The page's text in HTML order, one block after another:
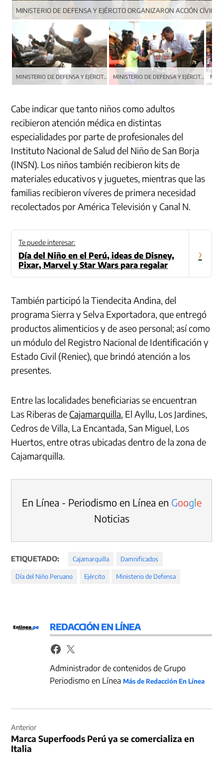
MINISTERIO DE DEFENSA Y EJÉRCITO ORGANIZARON ACCIÓN CÍVICA PARA NIÑOS DAMNIFICADOS DE CAJAMARQUILLA MINISTERIO DE DEFENSA Y EJÉRCITO ORGANIZARON ACCIÓN CÍVICA PARA NIÑOS DAMNIFICADOS DE CAJAMARQUILLA
Cabe indicar que tanto niños como adultos
recibieron atención médica en distintas
especialidades por parte de profesionales del
Instituto Nacional de Salud del Niño de San Borja
(INSN). Los niños también recibieron kits de
materiales educativos y juguetes, mientras que las
familias recibieron víveres de primera necesidad
recolectados por América Televisión y Canal N.
Te puede interesar:
Día del Niño en el Perú, ideas de Disney,
Pixar, Marvel y Star Wars para regalar
›
También participó la Tiendecita Andina, del
programa Sierra y Selva Exportadora, que entregó
productos alimenticios y de aseo personal; así como
un módulo del Registro Nacional de Identificación y
Estado Civil (Reniec), que brindó atención a los
presentes.
Entre las localidades beneficiarias se encuentran
Las Riberas de Cajamarquilla, El Ayllu, Los Jardines,
Cedros de Villa, La Encantada, San Miguel, Los
Huertos, entre otras ubicadas dentro de la zona de
Cajamarquilla.
En Línea - Periodismo en Línea en Google
Noticias
ETIQUETADO: Cajamarquilla Damnificados
Día del Niño Peruano Ejército Ministerio de Defensa
REDACCIÓN EN LÍNEA
Administrador de contenidos de Grupo
Periodismo en LíneaMás de Redacción En Línea
de
entradas
Anterior
Marca Superfoods Perú ya se comercializa en
Italia